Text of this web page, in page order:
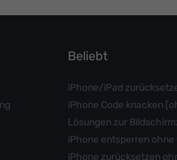
Beliebt
iPhone/iPad
iPhone Code knacken
Lösungen zur
iPhone entsperren ohne
iPhone zurücksetzen